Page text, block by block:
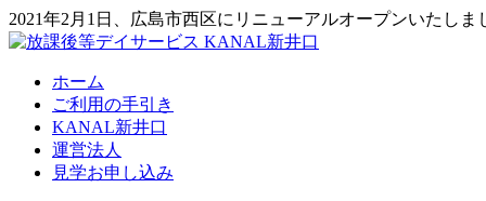
2021年2月1日、広島市西区にリニューアルオープンいたしま
ホーム
ご利用の手引き
KANAL新井口
運営法人
見学お申し込み